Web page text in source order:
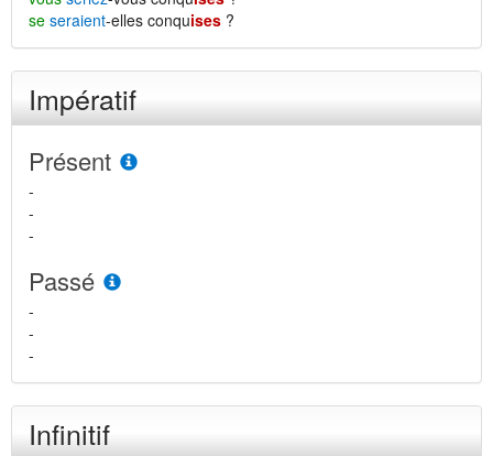
se seraient-elles conquises ?
Impératif
Présent
-
-
-
Passé
-
-
-
Infinitif